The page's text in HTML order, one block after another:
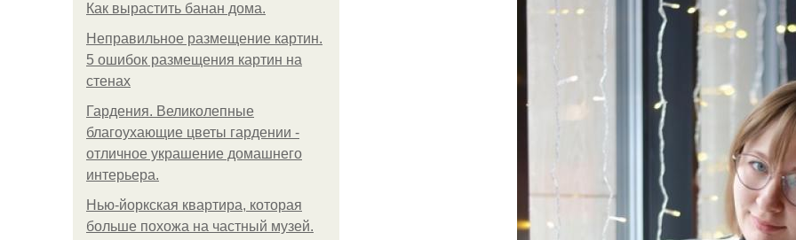
Как вырастить банан дома.
Неправильное размещение картин.
5 ошибок размещения картин на
стенах
Гардения. Великолепные
благоухающие цветы гардении -
отличное украшение домашнего
интерьера.
Нью-йоркская квартира, которая
больше похожа на частный музей.